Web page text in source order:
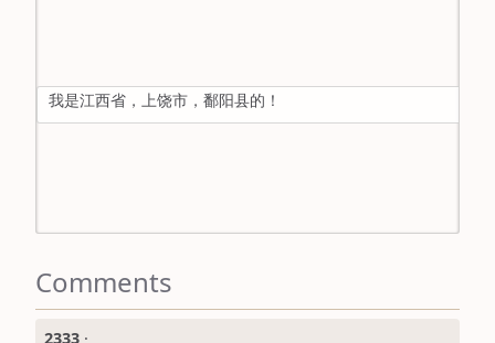
mandarin
我是江西省，上饶市，鄱阳县的！
Comments
2333 ·